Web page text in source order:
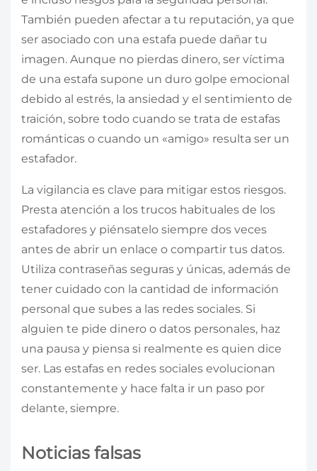
También pueden afectar a tu reputación, ya que
ser asociado con una estafa puede dañar tu
imagen. Aunque no pierdas dinero, ser víctima
de una estafa supone un duro golpe emocional
debido al estrés, la ansiedad y el sentimiento de
traición, sobre todo cuando se trata de estafas
románticas o cuando un «amigo» resulta ser un
estafador.
La vigilancia es clave para mitigar estos riesgos.
Presta atención a los trucos habituales de los
estafadores y piénsatelo siempre dos veces
antes de abrir un enlace o compartir tus datos.
Utiliza contraseñas seguras y únicas, además de
tener cuidado con la cantidad de información
personal que subes a las redes sociales. Si
alguien te pide dinero o datos personales, haz
una pausa y piensa si realmente es quien dice
ser. Las estafas en redes sociales evolucionan
constantemente y hace falta ir un paso por
delante, siempre.
Noticias falsas